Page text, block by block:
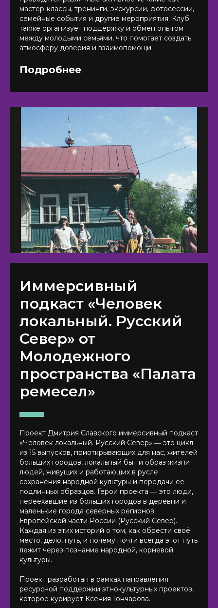
мастер-классы, тренинги, экскурсии, фотосессии,
семейные события и другие мероприятия. Клуб
также организует поддержку и обмен опытом
между молодыми семьями, что помогает создать
атмосферу доверия и взаимопомощи
Подробнее
Иммерсивный
подкаст «Человек
локальный. Русский
Север» от
Молодежного
пространства «Палата
ремесел»
Проект Дмитрия Славского иммерсивный подкаст
«Человек локальный. Русский Север» ― это цикл
из 15 выпусков, приоткрывающих для нас, жителей
больших городов, локальный быт и образ жизни
людей, живущих и работающих в русле
сохранения народной культуры и передачи её
подлинных образцов. Герои проекта ― это люди,
переехавшие из больших городов в деревни и
маленькие города северных регионов
Европейской части России (Русский Север).
Каждая из этих историй о том, как обрести своё
место, дело, путь, и почему почти всегда этот путь
лежит через познание народной, корневой
культуры.
Проект разработан в рамках направления
ресурсной поддержки этнокультурных проектов,
которое курирует Ксения Гончарова.